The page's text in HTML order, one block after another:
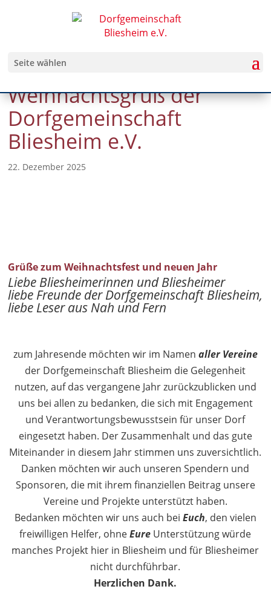
Seite wählen
Weihnachtsgruß der
Dorfgemeinschaft
Bliesheim e.V.
22. Dezember 2025
Grüße zum Weihnachtsfest und neuen Jahr
Liebe Bliesheimerinnen und Bliesheimer
liebe Freunde der Dorfgemeinschaft Bliesheim,
liebe Leser aus Nah und Fern
zum Jahresende möchten wir im Namen aller Vereine
der Dorfgemeinschaft Bliesheim die Gelegenheit
nutzen, auf das vergangene Jahr zurückzublicken und
uns bei allen zu bedanken, die sich mit Engagement
und Verantwortungsbewusstsein für unser Dorf
eingesetzt haben. Der Zusammenhalt und das gute
Miteinander in diesem Jahr stimmen uns zuversichtlich.
Danken möchten wir auch unseren Spendern und
Sponsoren, die mit ihrem finanziellen Beitrag unsere
Vereine und Projekte unterstützt haben.
Bedanken möchten wir uns auch bei Euch, den vielen
freiwilligen Helfer, ohneEure Unterstützung würde
manches Projekt hier in Bliesheim und für Bliesheimer
nicht durchführbar.
Herzlichen Dank.